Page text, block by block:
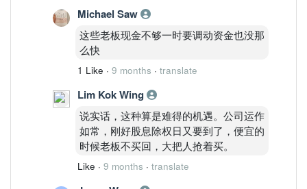
根据向大马交易所的报备，张广威向
Kenanga Nominees (Tempatan)私人有限
公司质押的1050万股，以及CBS Link私
人有限公司向Amsec Nominees
(Tempatan) 私人有限公司质押的2291万
Michael Saw
这些老板现金不够一时要调动资金也没那
么快
1 Like · 9 months · translate
Lim Kok Wing
说实话，这种算是难得的机遇。公司运作
如常，刚好股息除权日又要到了，便宜的
时候老板不买回，大把人抢着买。
Like · 9 months · translate